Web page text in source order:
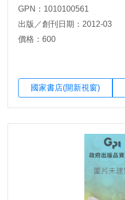
GPN：1010100561
出版／創刊日期：2012-03
價格：600
國家書店(開新視窗)